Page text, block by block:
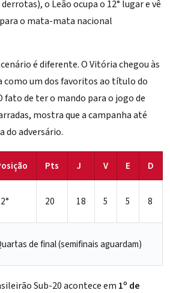
o Leão ocupa o 12° lugar e vê
o mata-mata nacional
é diferente. O Vitória chegou às
como um dos favoritos ao título do
fato de ter o mando para o jogo de
mostra que a campanha até
do adversário.
Pts J V E D
20 18 5 5 8
de final (semifinais aguardam)
Sub-20 acontece em 1º de